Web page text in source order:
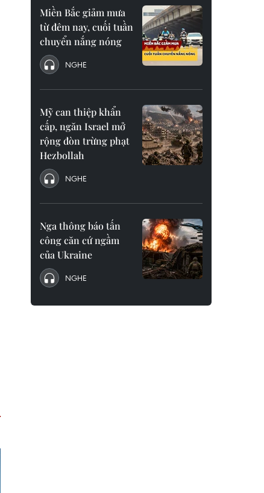
Miền Bắc giảm mưa
từ đêm nay, cuối tuần
chuyển nắng nóng
NGHE
Mỹ can thiệp khẩn
cấp, ngăn Israel mở
rộng đòn trừng phạt
Hezbollah
NGHE
Nga thông báo tấn
công căn cứ ngầm
của Ukraine
NGHE